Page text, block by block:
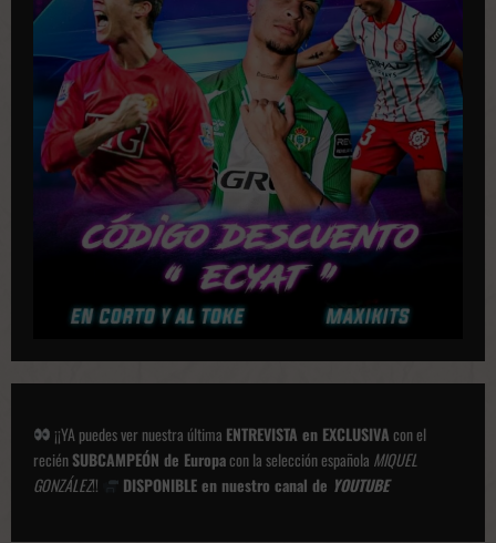
¡¡YA puedes ver nuestra última ENTREVISTA en EXCLUSIVAcon el
reciénSUBCAMPEÓN de Europacon la selección española MIQUEL
GONZÁLEZ!! DISPONIBLE en nuestro canal de YOUTUBE